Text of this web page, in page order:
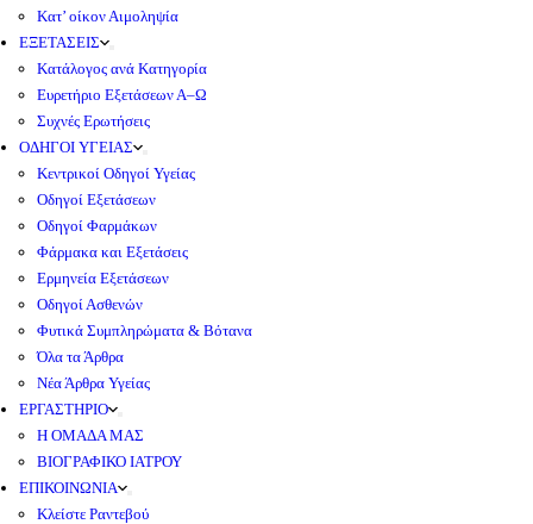
Κατ’ οίκον Αιμοληψία
ΕΞΕΤΑΣΕΙΣ
Κατάλογος ανά Κατηγορία
Ευρετήριο Εξετάσεων Α–Ω
Συχνές Ερωτήσεις
ΟΔΗΓΟΙ ΥΓΕΙΑΣ
Κεντρικοί Οδηγοί Υγείας
Οδηγοί Εξετάσεων
Οδηγοί Φαρμάκων
Φάρμακα και Εξετάσεις
Ερμηνεία Εξετάσεων
Οδηγοί Ασθενών
Φυτικά Συμπληρώματα & Βότανα
Όλα τα Άρθρα
Νέα Άρθρα Υγείας
ΕΡΓΑΣΤΗΡΙΟ
Η ΟΜΑΔΑ ΜΑΣ
ΒΙΟΓΡΑΦΙΚΟ ΙΑΤΡΟΥ
ΕΠΙΚΟΙΝΩΝΙΑ
Κλείστε Ραντεβού